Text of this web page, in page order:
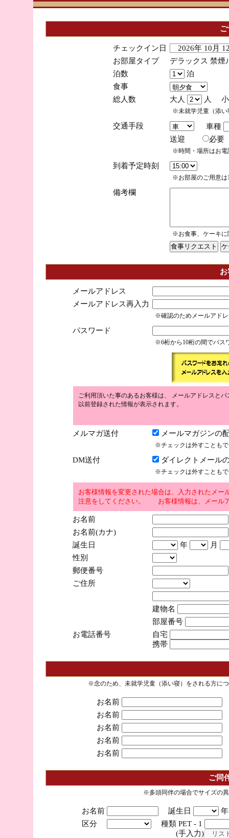
チェックイン日
2026年 10月
お部屋タイプ
デラックス 禁煙
泊数
泊
食事
総人数
大人 人 小
※未就学児童（添い
交通手段
車種
送迎
必
※時間・場所はお電
到着予定時刻
※お部屋のご用意は
備考欄
※お食事、ケーキに
メールアドレス
メールアドレス再入力
※確認のためメールアド
パスワード
※6桁から10桁の間でパス
ご利用頂いた事のあるお客様は、 メールアドレスと
以前登録された情報が表示されます。
メルマガ送付 メールマガジンの
※チェックは外すことも
DM送付 ダイレクトメール
※チェックは外すことも
お客様情報を変更された場合は、入力されたメ
注意をしてください。 お客様情報は、メール
お名前
お名前(カナ)
誕生日
年
月
性別
郵便番号
ご住所
建物名
部屋番号
お電話番号
自宅
携帯
※念のため、未就学児童（添い寝）をされる方に
お名前
お名前
お名前
お名前
お名前
ご同
※多頭同伴の場合でサイズの
お名前 誕生日
区分
種類 PET - 1
(手入力)